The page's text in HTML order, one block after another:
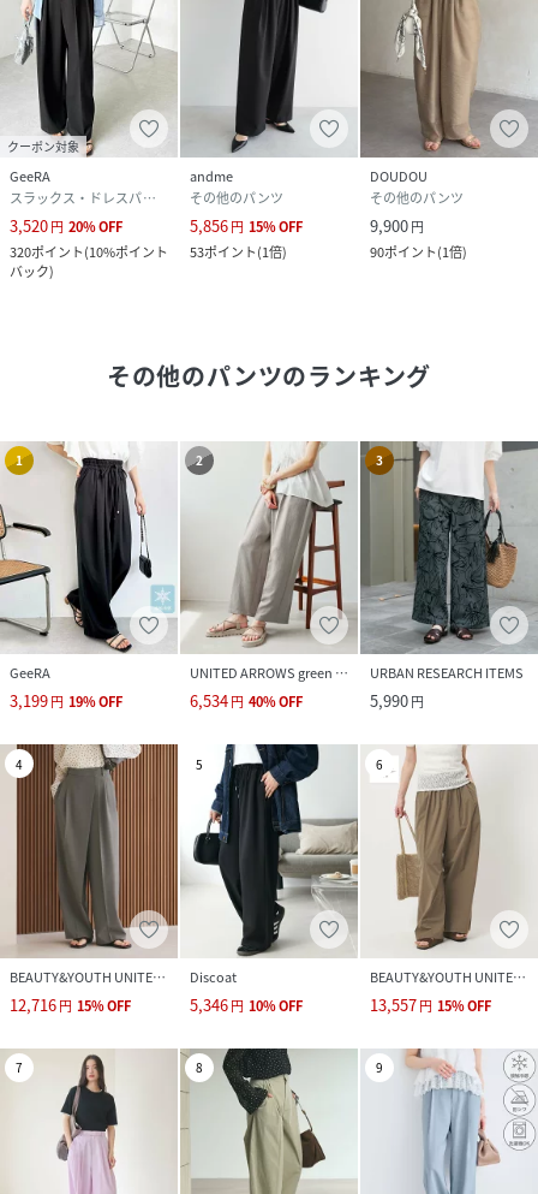
クーポン対象
GeeRA
スラックス・ドレスパンツ
3,520円 20%OFF
320ポイント(10%ポイント
バック)
andme
その他のパンツ
5,856円 15%OFF
53ポイント(1倍)
DOUDOU
その他のパンツ
9,900円
90ポイント(1倍)
その他のパンツのランキング
1
GeeRA
3,199円 19%OFF
2
UNITED ARROWS green label relaxing
6,534円 40%OFF
3
URBAN RESEARCH ITEMS
5,990円
4
BEAUTY&YOUTH UNITED ARROWS
12,716円 15%OFF
5
Discoat
5,346円 10%OFF
6
BEAUTY&YOUTH UNITED ARROWS
13,557円 15%OFF
7 8 9